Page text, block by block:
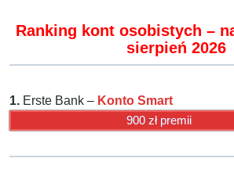
Ranking kont osobistych –
sierpień 2026
1. Erste Bank – Konto Smart
900 zł premii